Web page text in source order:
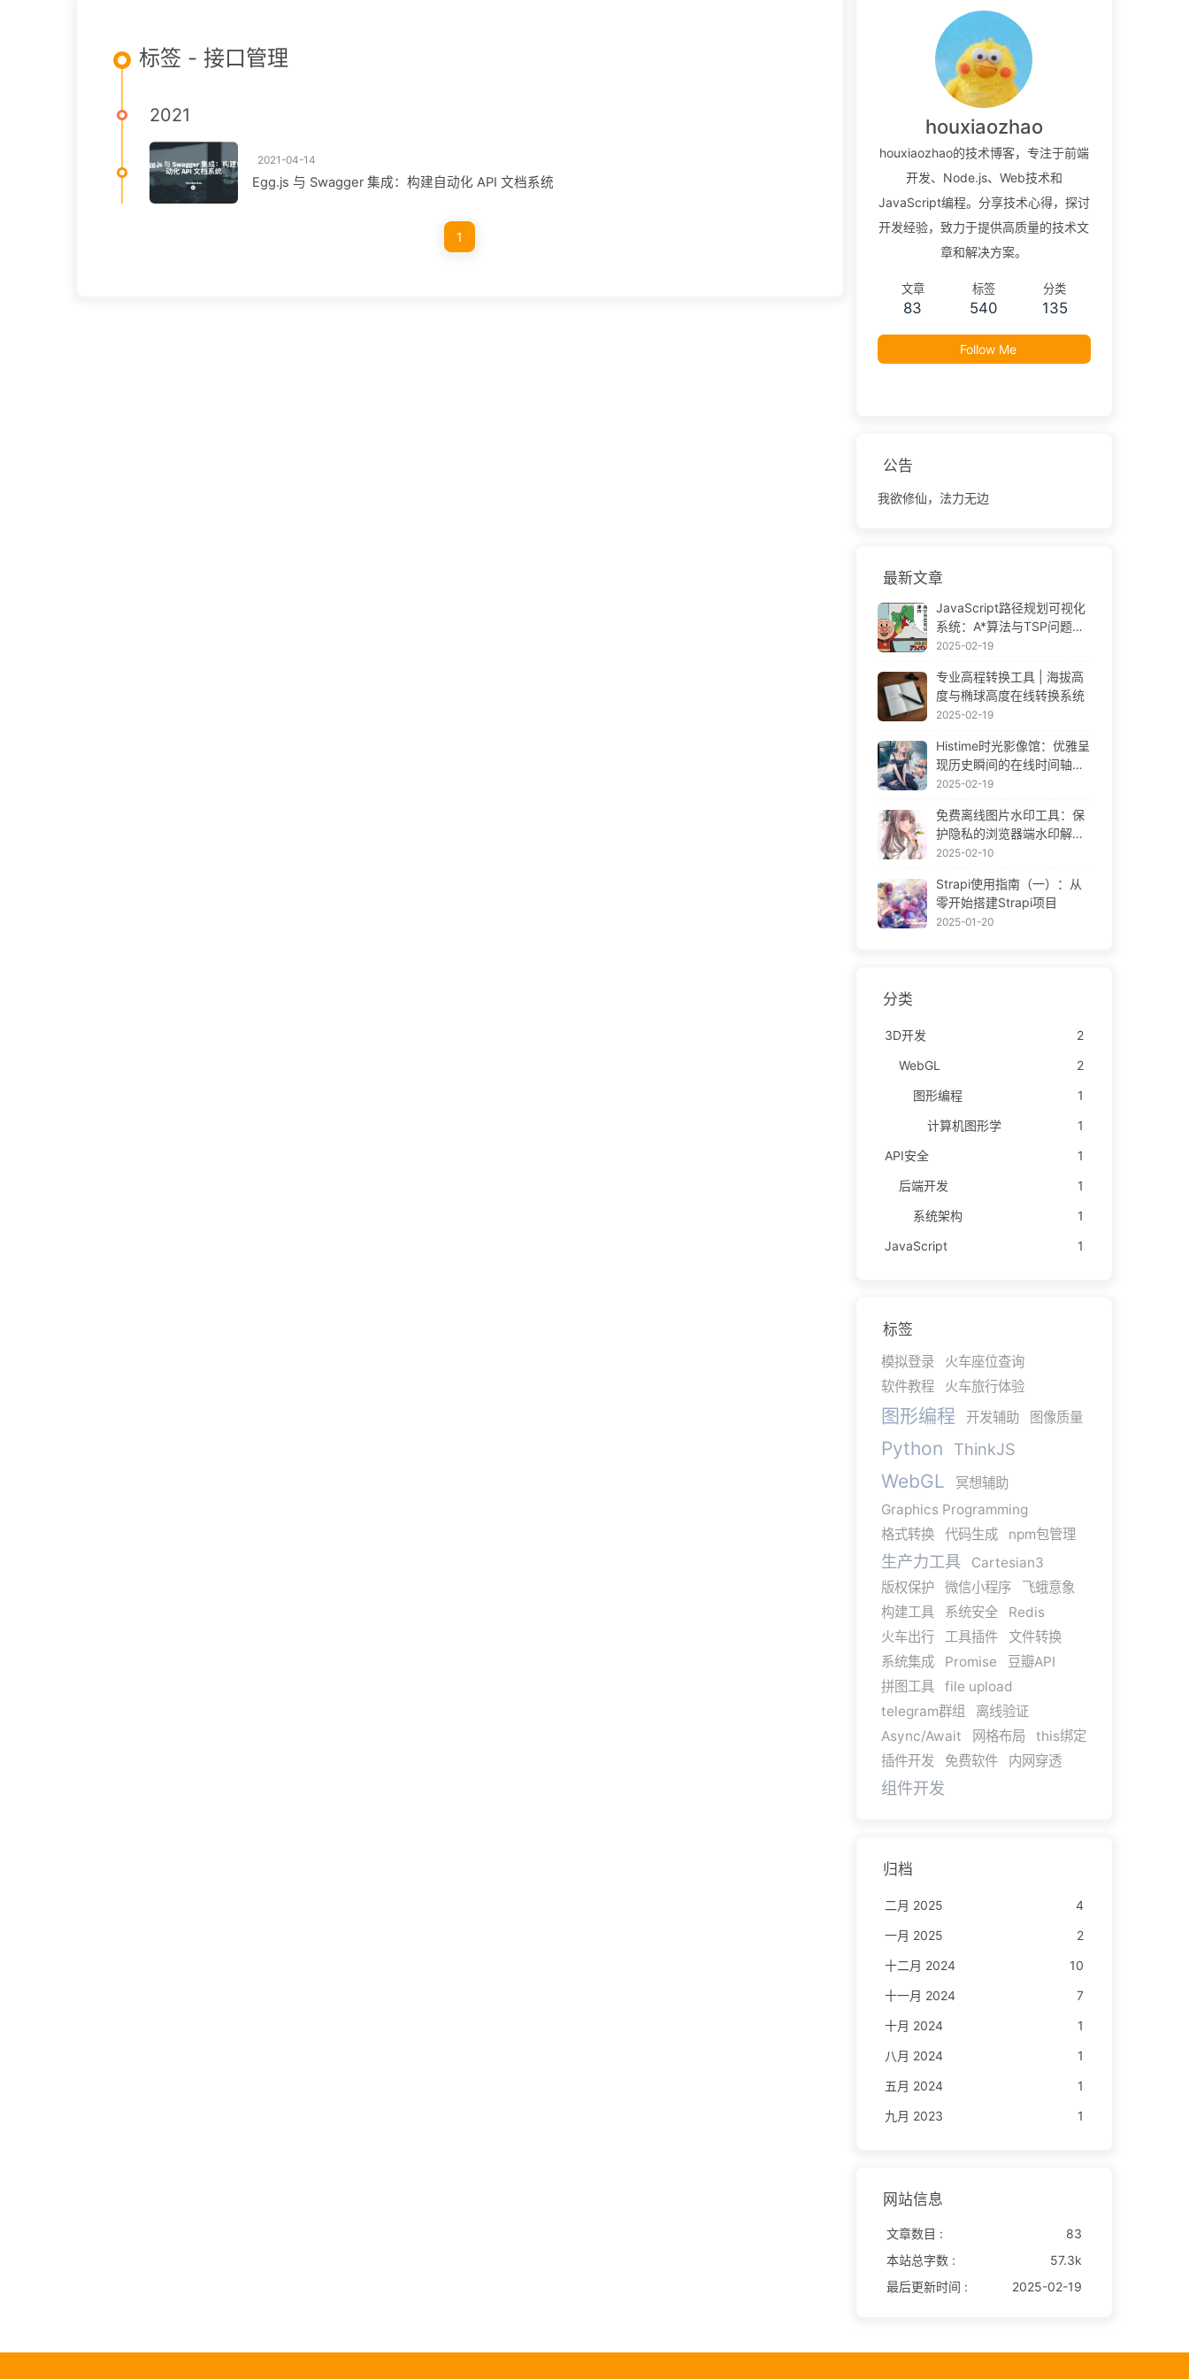
标签 - 接口管理
2021
2021-04-14
Egg.js 与 Swagger 集成：构建自动化 API 文档系统
1
houxiaozhao
houxiaozhao的技术博客，专注于前端
开发、Node.js、Web技术和
JavaScript编程。分享技术心得，探讨
开发经验，致力于提供高质量的技术文
章和解决方案。
文章
83
标签
540
分类
135
Follow Me
公告
我欲修仙，法力无边
最新文章
JavaScript路径规划可视化
系统：A*算法与TSP问题解
决方案
2025-02-19
专业高程转换工具 | 海拔高
度与椭球高度在线转换系统
2025-02-19
Histime时光影像馆：优雅呈
现历史瞬间的在线时间轴相
册 | Historical Photo Timeli
2025-02-19
免费离线图片水印工具：保
护隐私的浏览器端水印解决
方案 | Free Offline Image
2025-02-10
Strapi使用指南（一）：从
零开始搭建Strapi项目
2025-01-20
分类
3D开发
2
WebGL
2
图形编程
1
计算机图形学
1
API安全
1
后端开发
1
系统架构
1
JavaScript
1
标签
模拟登录
火车座位查询
软件教程
火车旅行体验
图形编程 开发辅助 图像质量
Python ThinkJS
WebGL
冥想辅助
Graphics Programming
格式转换
代码生成 npm包管理
生产力工具
Cartesian3
版权保护
微信小程序
飞蛾意象
构建工具
系统安全
Redis
火车出行
工具插件
文件转换
系统集成
Promise
豆瓣API
拼图工具
file upload
telegram群组
离线验证
Async/Await
网格布局
this绑定
插件开发
免费软件 内网穿透
组件开发
归档
二月 2025
4
一月 2025
2
十二月 2024
10
十一月 2024
7
十月 2024
1
八月 2024
1
五月 2024
1
九月 2023
1
网站信息
文章数目 :
83
本站总字数 :
57.3k
最后更新时间 :
2025-02-19